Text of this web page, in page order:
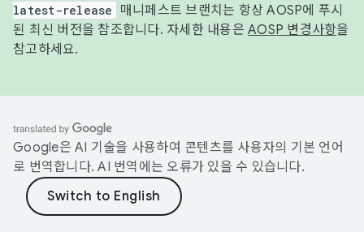
latest-release
매니페스트 브랜치는 항상 AOSP에 푸시
된 최신 버전을 참조합니다. 자세한 내용은 AOSP 변경사항을
참고하세요.
Google은 AI 기술을 사용하여 콘텐츠를 사용자의 기본 언어
로 번역합니다. AI 번역에는 오류가 있을 수 있습니다.